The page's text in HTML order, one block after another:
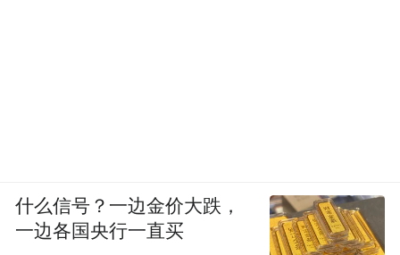
什么信号？一边金价大跌，
一边各国央行一直买